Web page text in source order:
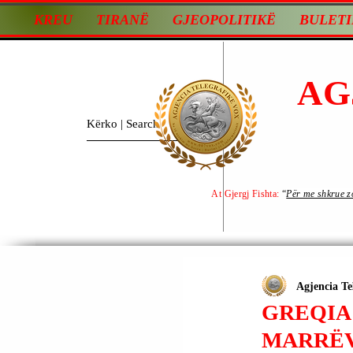
KREU TIRANË GJEOPOLITIKË
At Gjergj Fishta: “Për me shkrue
Agjencia